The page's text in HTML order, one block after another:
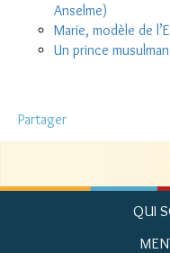
Anselme)
Marie, modèle de
Un prince
Partager
QUI